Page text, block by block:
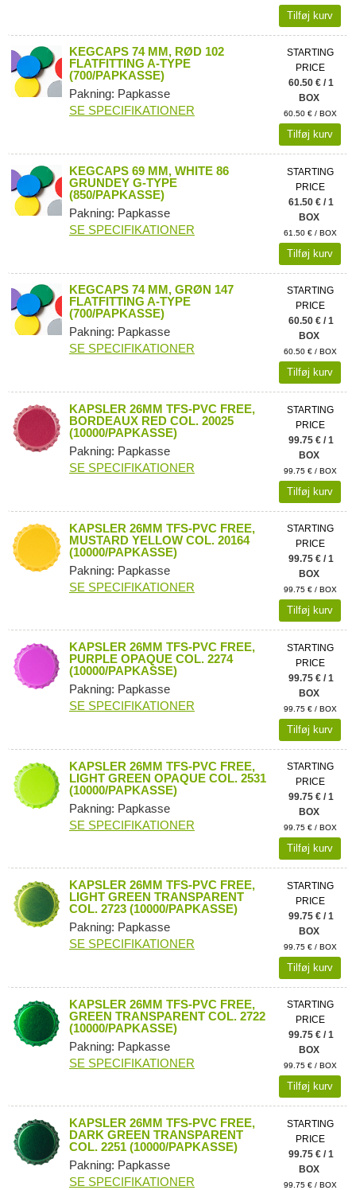
Tilføj kurv
KEGCAPS 74 MM, RØD 102
FLATFITTING A-TYPE
(700/PAPKASSE)
Pakning: Papkasse
SE SPECIFIKATIONER
STARTING
PRICE
60.50 € / 1
BOX
60.50 € / BOX
Tilføj kurv
KEGCAPS 69 MM, WHITE 86
GRUNDEY G-TYPE
(850/PAPKASSE)
Pakning: Papkasse
SE SPECIFIKATIONER
STARTING
PRICE
61.50 € / 1
BOX
61.50 € / BOX
Tilføj kurv
KEGCAPS 74 MM, GRØN 147
FLATFITTING A-TYPE
(700/PAPKASSE)
Pakning: Papkasse
SE SPECIFIKATIONER
STARTING
PRICE
60.50 € / 1
BOX
60.50 € / BOX
Tilføj kurv
KAPSLER 26MM TFS-PVC FREE,
BORDEAUX RED COL. 20025
(10000/PAPKASSE)
Pakning: Papkasse
SE SPECIFIKATIONER
STARTING
PRICE
99.75 € / 1
BOX
99.75 € / BOX
Tilføj kurv
KAPSLER 26MM TFS-PVC FREE,
MUSTARD YELLOW COL. 20164
(10000/PAPKASSE)
Pakning: Papkasse
SE SPECIFIKATIONER
STARTING
PRICE
99.75 € / 1
BOX
99.75 € / BOX
Tilføj kurv
KAPSLER 26MM TFS-PVC FREE,
PURPLE OPAQUE COL. 2274
(10000/PAPKASSE)
Pakning: Papkasse
SE SPECIFIKATIONER
STARTING
PRICE
99.75 € / 1
BOX
99.75 € / BOX
Tilføj kurv
KAPSLER 26MM TFS-PVC FREE,
LIGHT GREEN OPAQUE COL. 2531
(10000/PAPKASSE)
Pakning: Papkasse
SE SPECIFIKATIONER
STARTING
PRICE
99.75 € / 1
BOX
99.75 € / BOX
Tilføj kurv
KAPSLER 26MM TFS-PVC FREE,
LIGHT GREEN TRANSPARENT
COL. 2723 (10000/PAPKASSE)
Pakning: Papkasse
SE SPECIFIKATIONER
STARTING
PRICE
99.75 € / 1
BOX
99.75 € / BOX
Tilføj kurv
KAPSLER 26MM TFS-PVC FREE,
GREEN TRANSPARENT COL. 2722
(10000/PAPKASSE)
Pakning: Papkasse
SE SPECIFIKATIONER
STARTING
PRICE
99.75 € / 1
BOX
99.75 € / BOX
Tilføj kurv
KAPSLER 26MM TFS-PVC FREE,
DARK GREEN TRANSPARENT
COL. 2251 (10000/PAPKASSE)
Pakning: Papkasse
SE SPECIFIKATIONER
STARTING
PRICE
99.75 € / 1
BOX
99.75 € / BOX